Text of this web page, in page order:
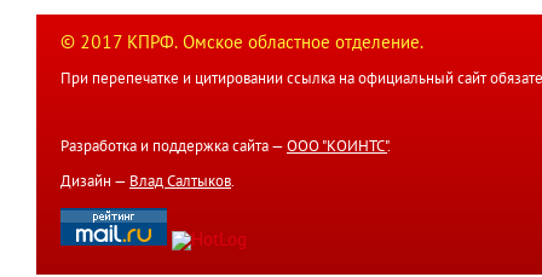
© 2017 КПРФ. Омское областное отделение.
При перепечатке и цитировании ссылка на официальный сайт
Разработка и поддержка сайта — ООО "КОИНТС".
Дизайн — Влад Салтыков.